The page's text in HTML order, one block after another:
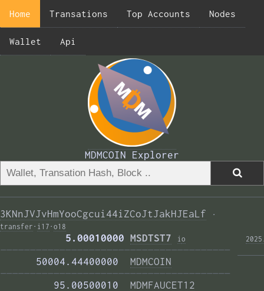
Home Transations Top Accounts Nodes
Wallet Api
MDMCOIN Explorer
3KNnJVJvHmYooCgcui44iZCoJtJakHJEaLf
·
transfer · i17 · o18
           5.00010000
MSDTST7 io
———————————————————————————————————————
      50004.44400000
MDMCOIN
———————————————————————————————————————
         95.00500010
MDMFAUCET12